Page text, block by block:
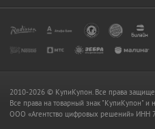
2010-2026 © КупиКупон. Все права
Все права на товарный знак "КупиКупон" и
OOO «Агентство цифровых решений»